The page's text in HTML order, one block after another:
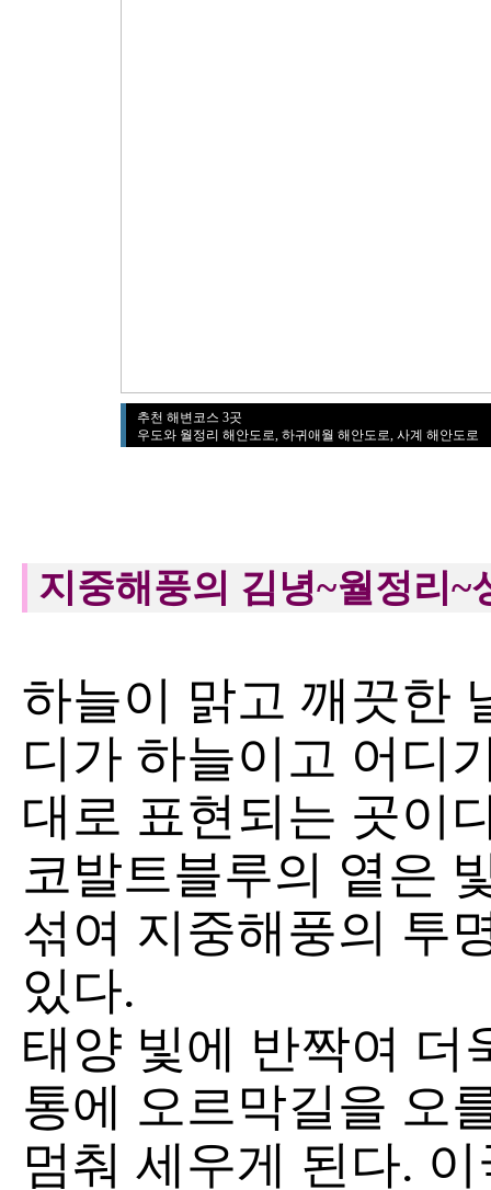
추천 해변코스 3곳
우도와 월정리 해안도로, 하귀애월 해안도로, 사계 해안도로
지중해풍의 김녕~월정리~
하늘이 맑고 깨끗한
디가 하늘이고 어디
대로 표현되는 곳이
코발트블루의 옅은
섞여 지중해풍의 투
있다.
태양 빛에 반짝여 더
통에 오르막길을 오
멈춰 세우게 된다.